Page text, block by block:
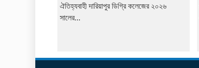
ঐতিহ্যবাহী দারিয়াপুর ডিগ্রি কলেজের ২০২৬
সালের...